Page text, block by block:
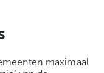
maximaal